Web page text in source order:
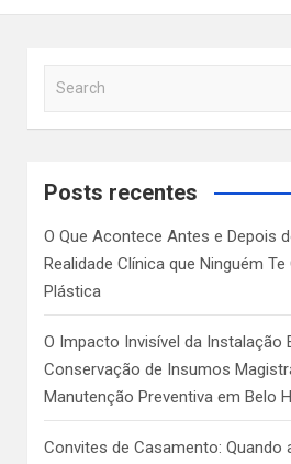
a
c
Posts recentes
O Que Acontece Antes e Depois
Realidade Clínica que Ninguém
Plástica
O Impacto Invisível da Instalação
Conservação de Insumos
Manutenção Preventiva em Belo
Convites de Casamento: Quando